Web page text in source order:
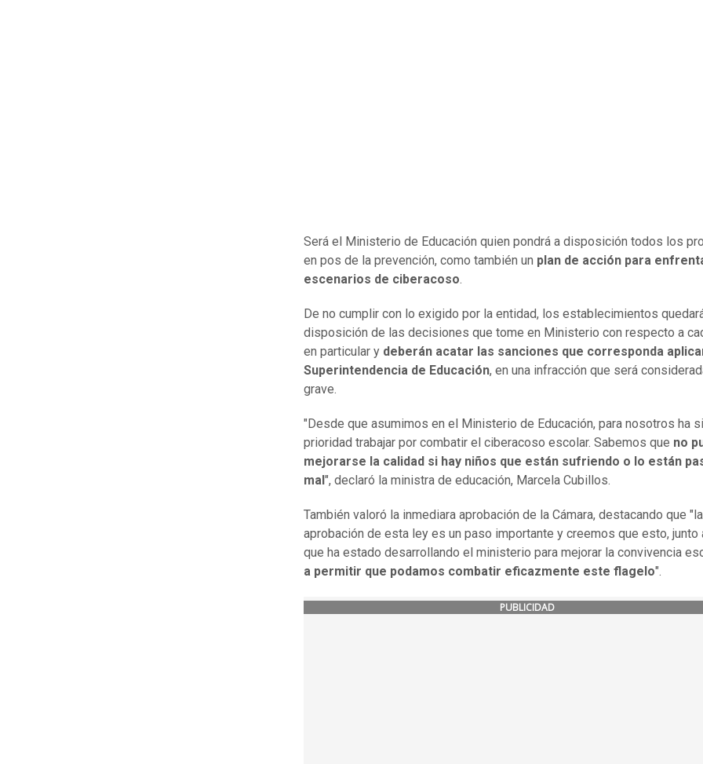
Será el Ministerio de Educación quien pondrá a disposición todos los
en pos de la prevención, como también un plan de acción para
escenarios de ciberacoso.
De no cumplir con lo exigido por la entidad, los establecimientos
disposición de las decisiones que tome en Ministerio con respecto a
en particular y deberán acatar las sanciones que corresponda
Superintendencia de Educación, en una infracción que será
grave.
"Desde que asumimos en el Ministerio de Educación, para nosotros ha
prioridad trabajar por combatir el ciberacoso escolar. Sabemos que no
mejorarse la calidad si hay niños que están sufriendo o lo están
mal ", declaró la ministra de educación, Marcela Cubillos.
También valoró la inmediara aprobación de la Cámara, destacando que "la
aprobación de esta ley es un paso importante y creemos que esto, junto
que ha estado desarrollando el ministerio para mejorar la convivencia
a permitir que podamos combatir eficazmente este flagelo".
PUBLICIDAD